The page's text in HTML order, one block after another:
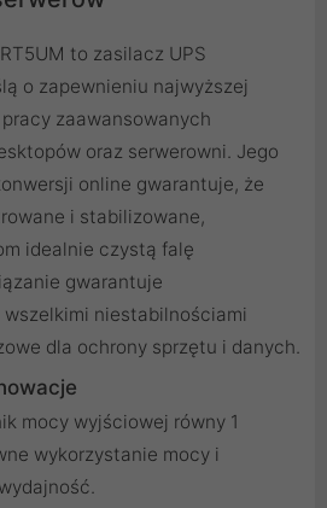
to zasilacz UPS
o zapewnieniu najwyższej
zaawansowanych
oraz serwerowni. Jego
online gwarantuje, że
i stabilizowane,
idealnie czystą falę
gwarantuje
niestabilnościami
dla ochrony sprzętu i danych.
mocy wyjściowej równy 1
wykorzystanie mocy i